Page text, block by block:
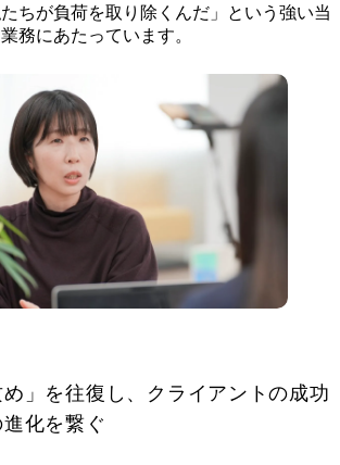
ちが負荷を取り除くんだ」という強い当
務にあたっています。
め」を往復し、クライアントの成功
化を繋ぐ